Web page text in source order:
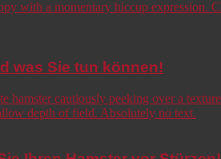
was Sie tun können!